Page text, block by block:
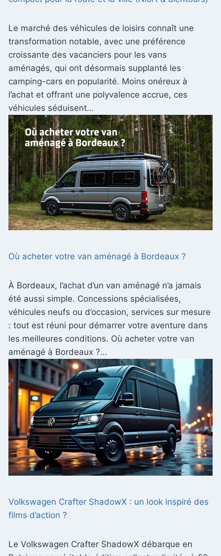
Le marché des véhicules de loisirs connaît une
transformation notable, avec une préférence
croissante des vacanciers pour les vans
aménagés, qui ont désormais supplanté les
camping-cars en popularité. Moins onéreux à
l’achat et offrant une polyvalence accrue, ces
véhicules séduisent…
Où acheter votre van aménagé à Bordeaux ?
À Bordeaux, l’achat d’un van aménagé n’a jamais
été aussi simple. Concessions spécialisées,
véhicules neufs ou d’occasion, services sur mesure
: tout est réuni pour démarrer votre aventure dans
les meilleures conditions. Où acheter votre van
aménagé à Bordeaux ?…
Volkswagen Crafter ShadowX : un look inspiré des
films d’action ?
Le Volkswagen Crafter ShadowX débarque en